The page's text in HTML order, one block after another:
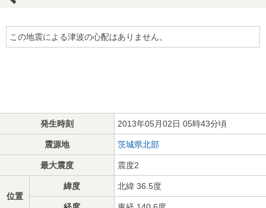
この地震による津波の心配はありません。
発生時刻 2013年05月02日 05時43分頃
震源地 茨城県北部
最大震度 震度2
位置
緯度 北緯 36.5度